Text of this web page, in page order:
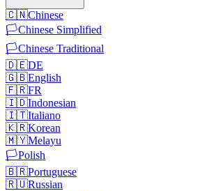
🇨🇳Chinese
🏳️Chinese Simplified
🏳️Chinese Traditional
🇩🇪DE
🇬🇧English
🇫🇷FR
🇮🇩Indonesian
🇮🇹Italiano
🇰🇷Korean
🇲🇾Melayu
🏳️Polish
🇧🇷Portuguese
🇷🇺Russian